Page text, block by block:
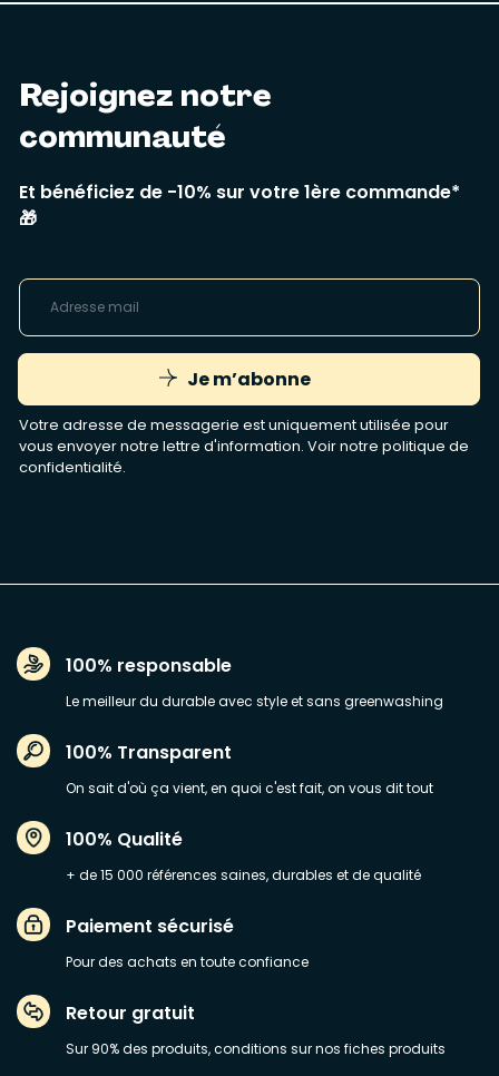
Rejoignez notre
communauté
Et bénéficiez de -10% sur votre 1ère commande*
🎁
Je m’abonne
Votre adresse de messagerie est uniquement utilisée pour
vous envoyer notre lettre d'information. Voir notre politique de
confidentialité.
100% responsable
Le meilleur du durable avec style et sans greenwashing
100% Transparent
On sait d'où ça vient, en quoi c'est fait, on vous dit tout
100% Qualité
+ de 15 000 références saines, durables et de qualité
Paiement sécurisé
Pour des achats en toute confiance
Retour gratuit
Sur 90% des produits, conditions sur nos fiches produits